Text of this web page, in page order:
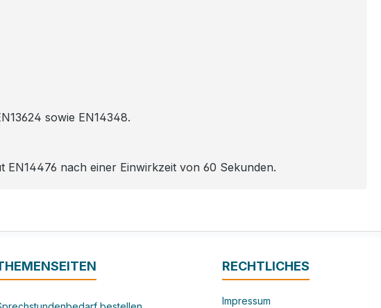
sowie EN14348.
nach einer Einwirkzeit von 60 Sekunden.
RECHTLICHES
Impressum